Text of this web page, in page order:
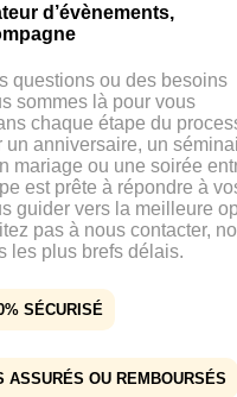
d’évènements,
questions ou des besoins
sommes là pour vous
chaque étape du
un anniversaire, un
mariage ou une soirée
est prête à répondre à
guider vers la meilleure
pas à nous contacter,
les plus brefs délais.
SÉCURISÉ
OU REMBOURSÉS